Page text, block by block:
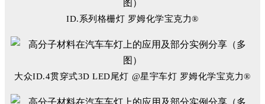
ID.系列格栅灯 罗姆化学宝克力®
大众ID.4贯穿式3D LED尾灯 @星宇车灯 罗姆化学宝克力®